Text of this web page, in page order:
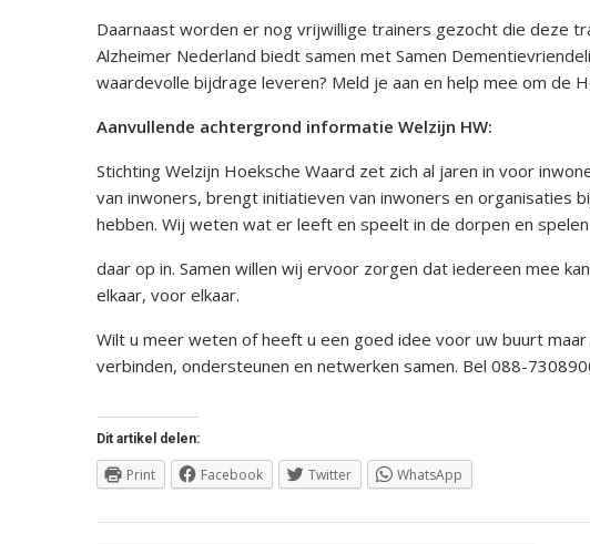
Daarnaast worden er nog vrijwillige trainers gezocht die deze
Alzheimer Nederland biedt samen met Samen
waardevolle bijdrage leveren? Meld je aan en help mee om de
Aanvullende achtergrond informatie Welzijn HW:
Stichting Welzijn Hoeksche Waard zet zich al jaren in voor
van inwoners, brengt initiatieven van inwoners en organisaties
hebben. Wij weten wat er leeft en speelt in de dorpen en spelen
daar op in. Samen willen wij ervoor zorgen dat iedereen mee
elkaar, voor elkaar.
Wilt u meer weten of heeft u een goed idee voor uw buurt
verbinden, ondersteunen en netwerken samen. Bel 088-
Dit artikel delen:
Print Facebook Twitter WhatsApp